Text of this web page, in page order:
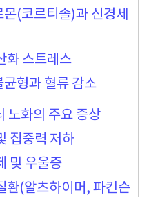
(코르티솔)과 신경세
화 스트레스
형과 혈류 감소
노화의 주요 증상
집중력 저하
및 우울증
(알츠하이머, 파킨슨